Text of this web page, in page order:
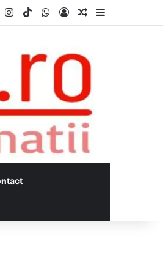
YouTubeInstagram
TikTokWhatsApp
Log InRandom Article